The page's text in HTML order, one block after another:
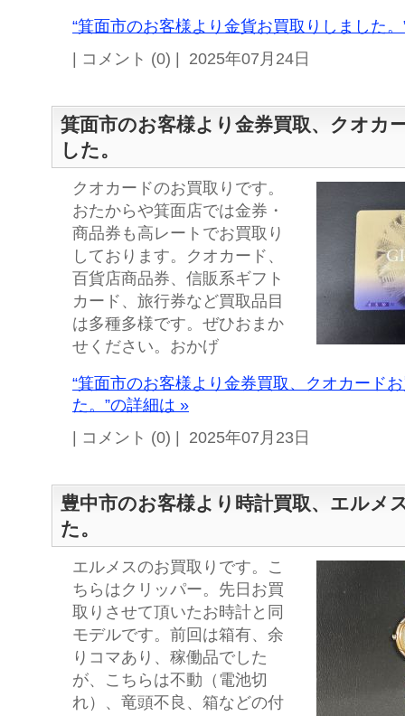
“箕面市のお客様より金貨お買取りしました
| コメント (0) | 2025年07月24日
箕面市のお客様より金券買取、クオカ
した。
クオカードのお買取りです。
おたからや箕面店では金券・
商品券も高レートでお買取り
しております。クオカード、
百貨店商品券、信販系ギフト
カード、旅行券など買取品目
は多種多様です。ぜひおまか
せください。おかげ
“箕面市のお客様より金券買取、クオカード
た。”の詳細は »
| コメント (0) | 2025年07月23日
豊中市のお客様より時計買取、エルメ
た。
エルメスのお買取りです。こ
ちらはクリッパー。先日お買
取りさせて頂いたお時計と同
モデルです。前回は箱有、余
りコマあり、稼働品でした
が、こちらは不動（電池切
れ）、竜頭不良、箱などの付